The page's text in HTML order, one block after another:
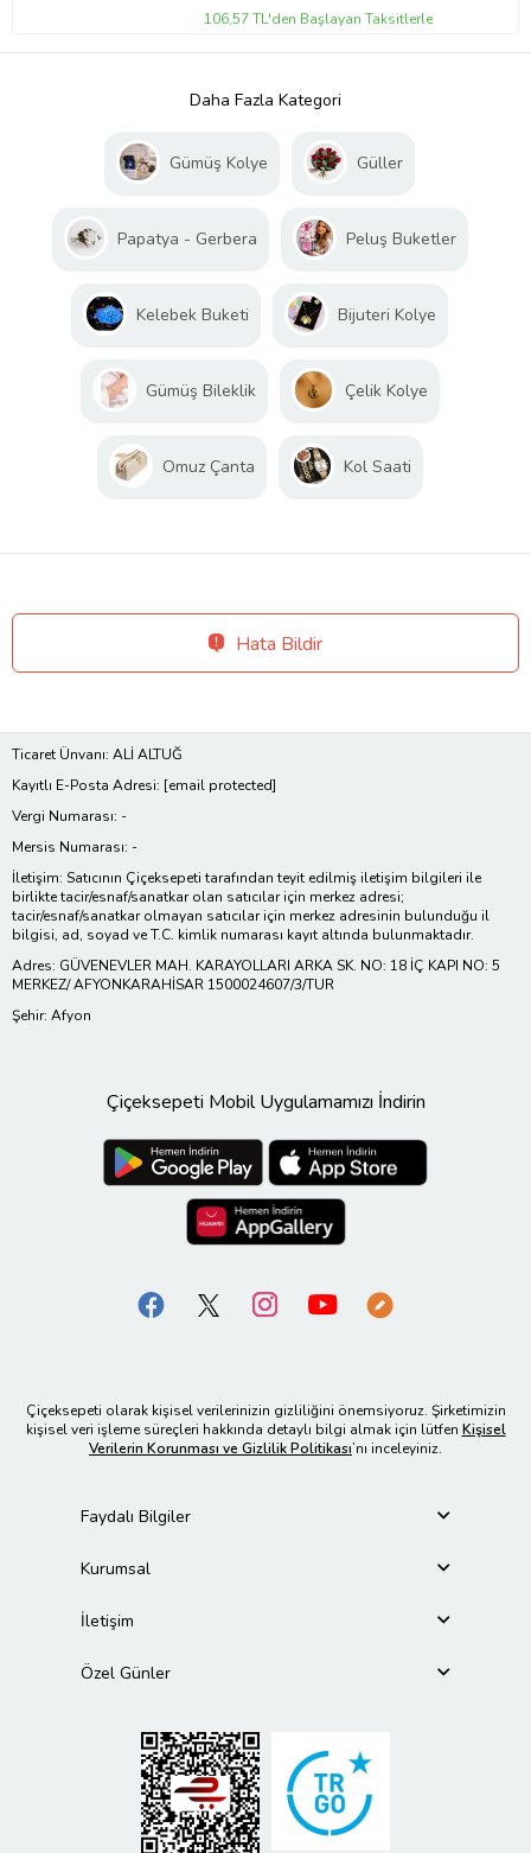
106,57 TL'den Başlayan Taksitlerle
Daha Fazla Kategori
Gümüş Kolye Güller
Papatya - Gerbera Peluş Buketler
Kelebek Buketi Bijuteri Kolye
Gümüş Bileklik Çelik Kolye
Omuz Çanta Kol Saati
Hata Bildir
Ticaret Ünvanı: ALİ ALTUĞ
Kayıtlı E-Posta Adresi: [email protected]
Vergi Numarası: -
Mersis Numarası: -
İletişim: Satıcının Çiçeksepeti tarafından teyit edilmiş iletişim bilgileri ile
birlikte tacir/esnaf/sanatkar olan satıcılar için merkez adresi;
tacir/esnaf/sanatkar olmayan satıcılar için merkez adresinin bulunduğu il
bilgisi, ad, soyad ve T.C. kimlik numarası kayıt altında bulunmaktadır.
Adres: GÜVENEVLER MAH. KARAYOLLARI ARKA SK. NO: 18 İÇ KAPI NO: 5
MERKEZ/ AFYONKARAHİSAR 1500024607/3/TUR
Şehir: Afyon
Çiçeksepeti Mobil Uygulamamızı İndirin
Çiçeksepeti olarak kişisel verilerinizin gizliliğini önemsiyoruz. Şirketimizin
kişisel veri işleme süreçleri hakkında detaylı bilgi almak için lütfen Kişisel
Verilerin Korunması ve Gizlilik Politikası’nı inceleyiniz.
Faydalı Bilgiler
Kurumsal
İletişim
Özel Günler